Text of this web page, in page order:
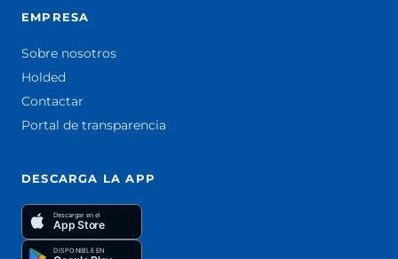
EMPRESA
Sobre nosotros
Holded
Contactar
Portal de transparencia
DESCARGA LA APP
Descargar en el
App Store
DISPONIBLE EN